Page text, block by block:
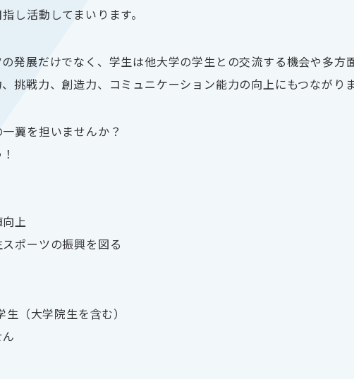
し活動してまいります。
発展だけでなく、学生は他大学の学生との交流する機会や多
挑戦力、創造力、コミュニケーション能力の向上にもつながりま
翼を担いませんか？
上
ポーツの振興を図る
（大学院生を含む）